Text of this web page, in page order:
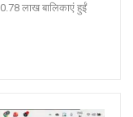
लाख बालिकाएं हुईं